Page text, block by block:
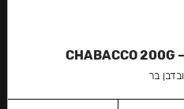
CHABACCO 200G
בר